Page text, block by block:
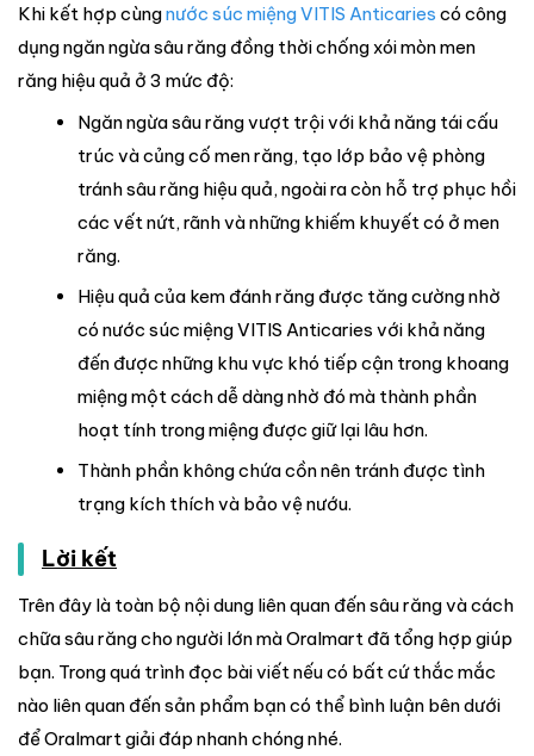
Khi kết hợp cùngnước súc miệng VITIS Anticaries có công
dụng ngăn ngừa sâu răng đồng thời chống xói mòn men
răng hiệu quả ở 3 mức độ:
Ngăn ngừa sâu răng vượt trội với khả năng tái cấu
trúc và củng cố men răng, tạo lớp bảo vệ phòng
tránh sâu răng hiệu quả, ngoài ra còn hỗ trợ phục hồi
các vết nứt, rãnh và những khiếm khuyết có ở men
răng.
Hiệu quả của kem đánh răng được tăng cường nhờ
có nước súc miệng VITIS Anticaries với khả năng
đến được những khu vực khó tiếp cận trong khoang
miệng một cách dễ dàng nhờ đó mà thành phần
hoạt tính trong miệng được giữ lại lâu hơn.
Thành phần không chứa cồn nên tránh được tình
trạng kích thích và bảo vệ nướu.
Lời kết
Trên đây là toàn bộ nội dung liên quan đến sâu răng và cách
chữa sâu răng cho người lớn mà Oralmart đã tổng hợp giúp
bạn. Trong quá trình đọc bài viết nếu có bất cứ thắc mắc
nào liên quan đến sản phẩm bạn có thể bình luận bên dưới
để Oralmart giải đáp nhanh chóng nhé.